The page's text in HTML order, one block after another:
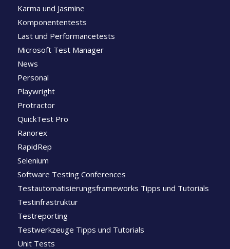
Karma und Jasmine
Komponententests
Last und Performancetests
Microsoft Test Manager
News
Personal
Playwright
Protractor
QuickTest Pro
Ranorex
RapidRep
Selenium
Software Testing Conferences
Testautomatisierungsframeworks Tipps und Tutorials
Testinfrastruktur
Testreporting
Testwerkzeuge Tipps und Tutorials
Unit Tests